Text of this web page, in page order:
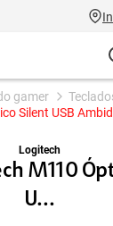
gamer
Silent USB
Logitech
M110
U...